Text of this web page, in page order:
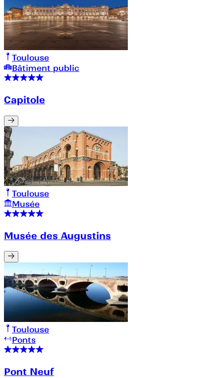
Toulouse
Bâtiment public
Capitole
Toulouse
Musée
Musée des Augustins
Toulouse
Ponts
Pont Neuf